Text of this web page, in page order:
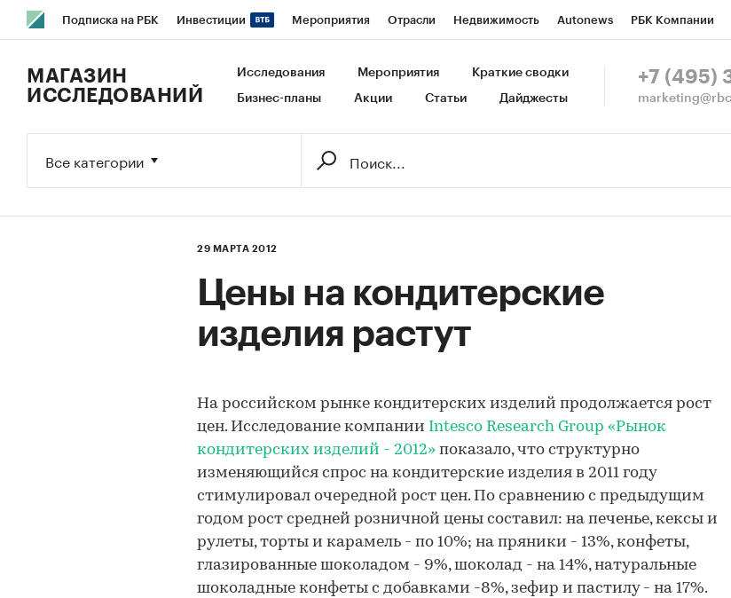
Подписка на РБК Инвестиции Мероприятия Отрасли Недвижимость Autonews РБК Компании
Исследования Кредитные рейтинги Франшизы Газета Спецпроекты СПб Конференции СПб
МАГАЗИН
ИССЛЕДОВАНИЙ
Исследования Мероприятия Краткие сводки
Бизнес-планы Акции Статьи Дайджесты
+7 (495)
Все категории
29 МАРТА 2012
Цены на кондитерские
изделия растут
На российском рынке кондитерских изделий продолжается рост
цен. Исследование компании Intesco Research Group «Рынок
кондитерских изделий - 2012» показало, что структурно
изменяющийся спрос на кондитерские изделия в 2011 году
стимулировал очередной рост цен. По сравнению с предыдущим
годом рост средней розничной цены составил: на печенье, кексы и
рулеты, торты и карамель - по 10%; на пряники - 13%, конфеты,
глазированные шоколадом - 9%, шоколад - на 14%, натуральные
шоколадные конфеты с добавками -8%, зефир и пастилу - на 17%.